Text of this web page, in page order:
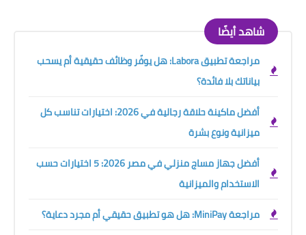
شاهد أيضًا
مراجعة تطبيق Labora: هل يوفّر وظائف حقيقية أم يسحب
بياناتك بلا فائدة؟
أفضل ماكينة حلاقة رجالية في 2026: اختيارات تناسب كل
ميزانية ونوع بشرة
أفضل جهاز مساج منزلي في مصر 2026: 5 اختيارات حسب
الاستخدام والميزانية
مراجعة MiniPay: هل هو تطبيق حقيقي أم مجرد دعاية؟